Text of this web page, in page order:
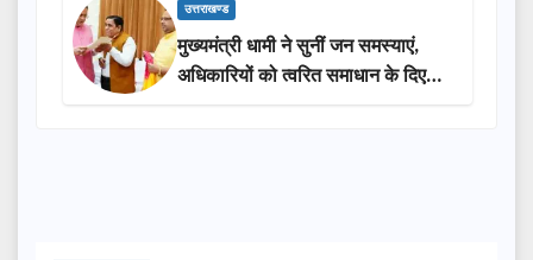
उत्तराखण्ड
मुख्यमंत्री धामी ने सुनीं जन समस्याएं,
अधिकारियों को त्वरित समाधान के दिए
निर्देश